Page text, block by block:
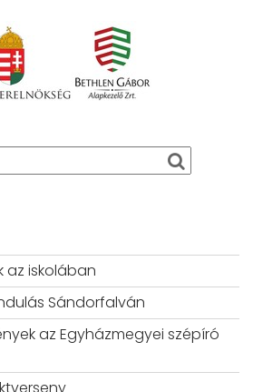
az iskolában
Sándorfalván
az Egyházmegyei szépíró